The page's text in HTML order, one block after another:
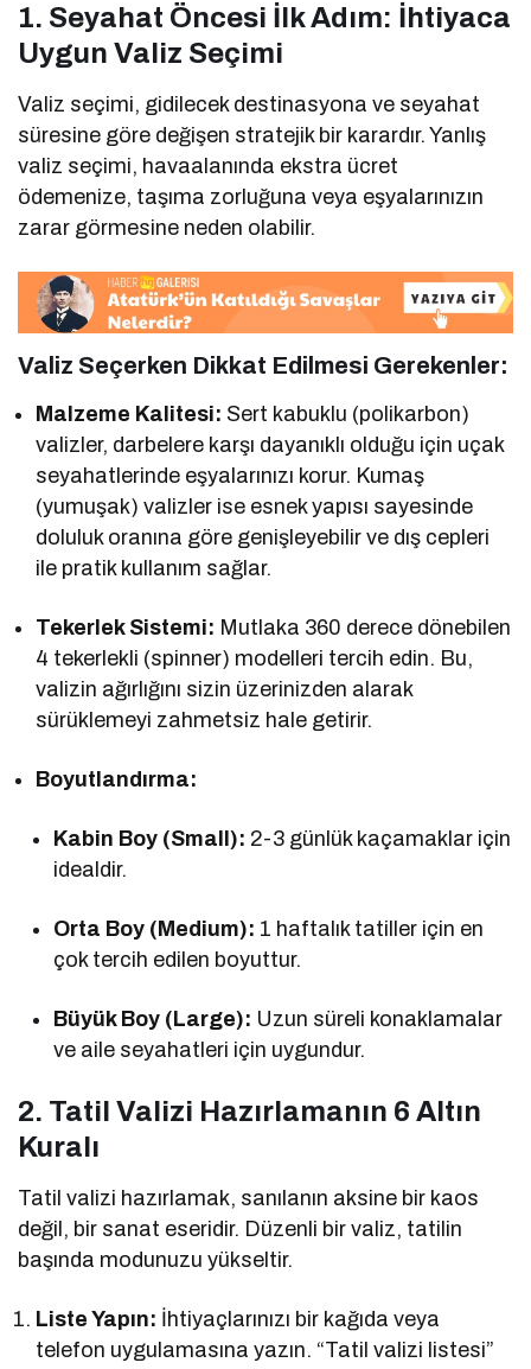
1. Seyahat Öncesi İlk Adım: İhtiyaca
Uygun Valiz Seçimi
Valiz seçimi, gidilecek destinasyona ve seyahat
süresine göre değişen stratejik bir karardır. Yanlış
valiz seçimi, havaalanında ekstra ücret
ödemenize, taşıma zorluğuna veya eşyalarınızın
zarar görmesine neden olabilir.
Valiz Seçerken Dikkat Edilmesi Gerekenler:
Malzeme Kalitesi: Sert kabuklu (polikarbon)
valizler, darbelere karşı dayanıklı olduğu için uçak
seyahatlerinde eşyalarınızı korur. Kumaş
(yumuşak) valizler ise esnek yapısı sayesinde
doluluk oranına göre genişleyebilir ve dış cepleri
ile pratik kullanım sağlar.
Tekerlek Sistemi: Mutlaka 360 derece dönebilen
4 tekerlekli (spinner) modelleri tercih edin. Bu,
valizin ağırlığını sizin üzerinizden alarak
sürüklemeyi zahmetsiz hale getirir.
Boyutlandırma:
Kabin Boy (Small): 2-3 günlük kaçamaklar için
idealdir.
Orta Boy (Medium): 1 haftalık tatiller için en
çok tercih edilen boyuttur.
Büyük Boy (Large): Uzun süreli konaklamalar
ve aile seyahatleri için uygundur.
2. Tatil Valizi Hazırlamanın 6 Altın
Kuralı
Tatil valizi hazırlamak, sanılanın aksine bir kaos
değil, bir sanat eseridir. Düzenli bir valiz, tatilin
başında modunuzu yükseltir.
Liste Yapın: İhtiyaçlarınızı bir kağıda veya
telefon uygulamasına yazın. “Tatil valizi listesi”